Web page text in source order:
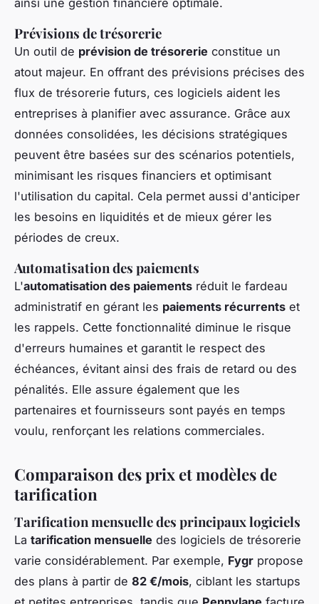
ainsi une gestion financière optimale.
Prévisions de trésorerie
Un outil de prévision de trésorerie constitue un
atout majeur. En offrant des prévisions précises des
flux de trésorerie futurs, ces logiciels aident les
entreprises à planifier avec assurance. Grâce aux
données consolidées, les décisions stratégiques
peuvent être basées sur des scénarios potentiels,
minimisant les risques financiers et optimisant
l'utilisation du capital. Cela permet aussi d'anticiper
les besoins en liquidités et de mieux gérer les
périodes de creux.
Automatisation des paiements
L'automatisation des paiements réduit le fardeau
administratif en gérant les paiements récurrents et
les rappels. Cette fonctionnalité diminue le risque
d'erreurs humaines et garantit le respect des
échéances, évitant ainsi des frais de retard ou des
pénalités. Elle assure également que les
partenaires et fournisseurs sont payés en temps
voulu, renforçant les relations commerciales.
Comparaison des prix et modèles de
tarification
Tarification mensuelle des principaux logiciels
La tarification mensuelle des logiciels de trésorerie
varie considérablement. Par exemple, Fygr propose
des plans à partir de 82 €/mois, ciblant les startups